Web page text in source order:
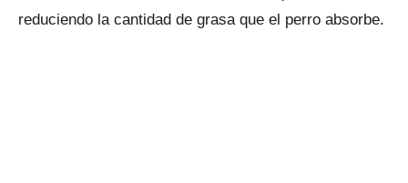
reduciendo la cantidad de grasa que el perro absorbe.